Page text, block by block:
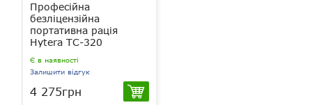
Професійна
безліцензійна
портативна рація
Hytera TC-320
Є в наявності
Залишити відгук
4 275грн